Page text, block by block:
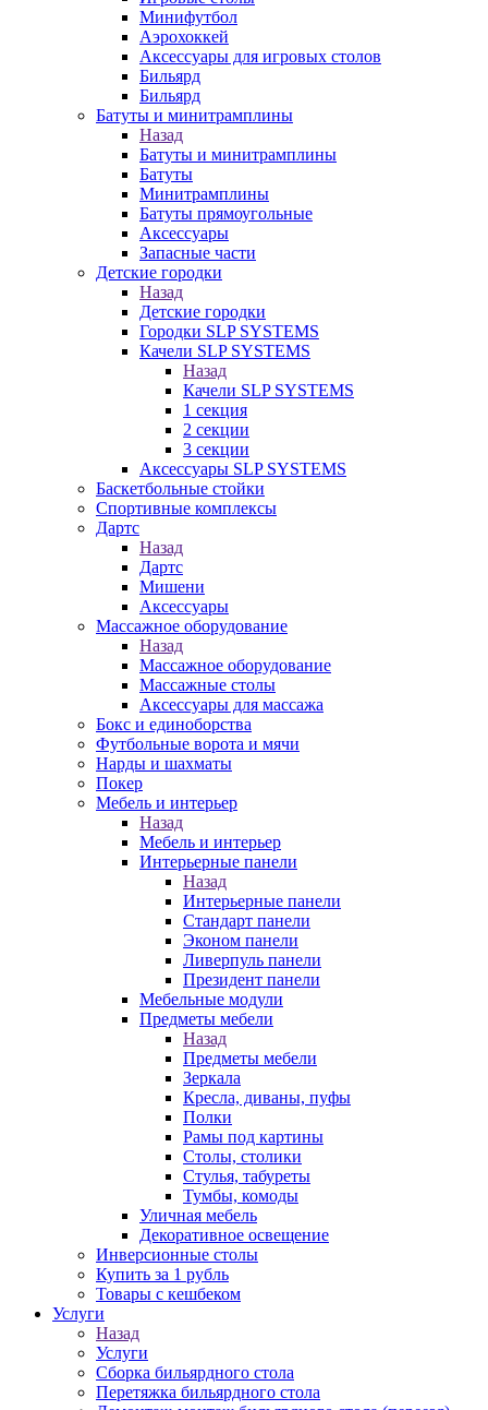
Минифутбол
Аэрохоккей
Аксессуары для игровых столов
Бильяpд
Бильяpд
Батуты и минитрамплины
Назад
Батуты и минитрамплины
Батуты
Минитрамплины
Батуты прямоугольные
Аксессуары
Запасные части
Детские городки
Назад
Детские городки
Городки SLP SYSTEMS
Качели SLP SYSTEMS
Назад
Качели SLP SYSTEMS
1 секция
2 секции
3 секции
Аксессуары SLP SYSTEMS
Баскетбольные стойки
Спортивные комплексы
Дартс
Назад
Дартс
Мишени
Аксессуары
Массажное оборудование
Назад
Массажное оборудование
Массажные столы
Аксессуары для массажа
Бокс и единоборства
Футбольные ворота и мячи
Нарды и шахматы
Покер
Мебель и интерьер
Назад
Мебель и интерьер
Интерьерные панели
Назад
Интерьерные панели
Стандарт панели
Эконом панели
Ливерпуль панели
Президент панели
Мебельные модули
Предметы мебели
Назад
Предметы мебели
Зеркала
Кресла, диваны, пуфы
Полки
Рамы под картины
Столы, столики
Стулья, табуреты
Тумбы, комоды
Уличная мебель
Декоративное освещение
Инверсионные столы
Купить за 1 рубль
Товары с кешбеком
Услуги
Назад
Услуги
Сборка бильярдного стола
Перетяжка бильярдного стола